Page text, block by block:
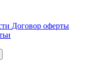
Договор оферты